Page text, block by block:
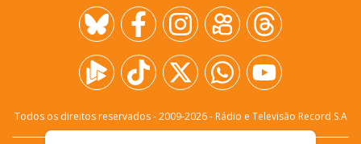
Todos os direitos reservados - 2009-2026- Rádio e Televisão Record S.A